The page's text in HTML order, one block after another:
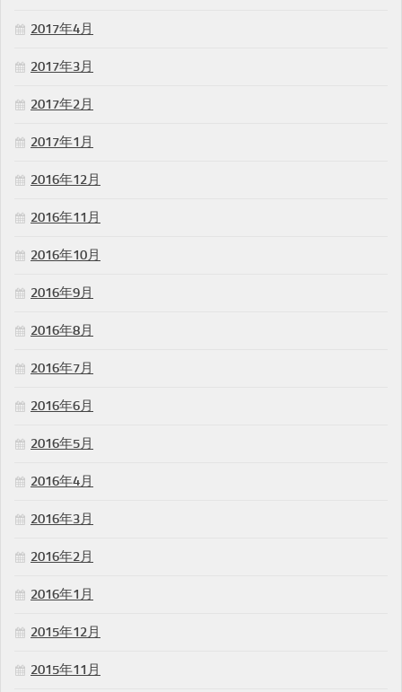
2017年4月
2017年3月
2017年2月
2017年1月
2016年12月
2016年11月
2016年10月
2016年9月
2016年8月
2016年7月
2016年6月
2016年5月
2016年4月
2016年3月
2016年2月
2016年1月
2015年12月
2015年11月